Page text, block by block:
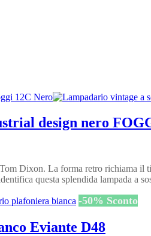
design nero
Dixon. La forma retro richiama il
questa splendida lampada a
-50% Sconto
Eviante D48